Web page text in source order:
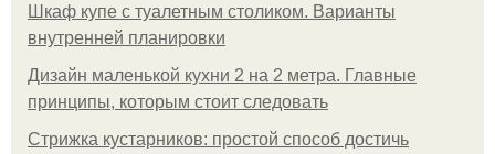
Шкаф купе с туалетным столиком. Варианты
внутренней планировки
Дизайн маленькой кухни 2 на 2 метра. Главные
принципы, которым стоит следовать
Стрижка кустарников: простой способ достичь